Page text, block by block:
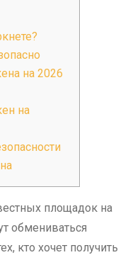
на 2026
на
площадок на
обмениваться
кто хочет получить